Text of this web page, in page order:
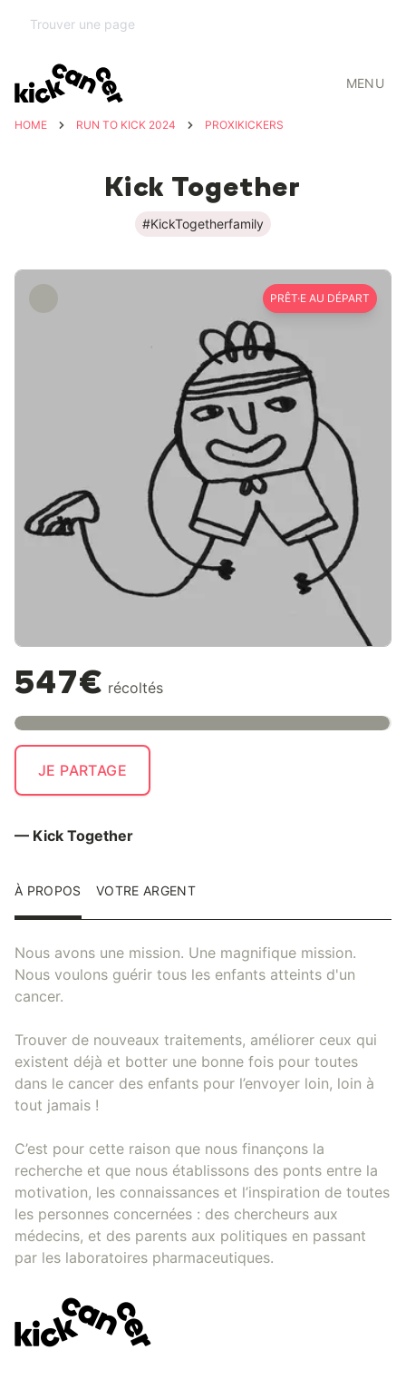
MENU
HOME RUN TO KICK 2024 PROXIKICKERS
Kick Together
#KickTogetherfamily
PRÊT·E AU DÉPART
547€ récoltés
JE PARTAGE
— Kick Together
À PROPOS VOTRE ARGENT
Nous avons une mission. Une magnifique mission.
Nous voulons guérir tous les enfants atteints d'un
cancer.
Trouver de nouveaux traitements, améliorer ceux qui
existent déjà et botter une bonne fois pour toutes
dans le cancer des enfants pour l’envoyer loin, loin à
tout jamais !
C’est pour cette raison que nous finançons la
recherche et que nous établissons des ponts entre la
motivation, les connaissances et l’inspiration de toutes
les personnes concernées : des chercheurs aux
médecins, et des parents aux politiques en passant
par les laboratoires pharmaceutiques.